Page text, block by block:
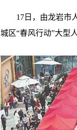
17日，由龙岩市人
城区“春风行动”大型